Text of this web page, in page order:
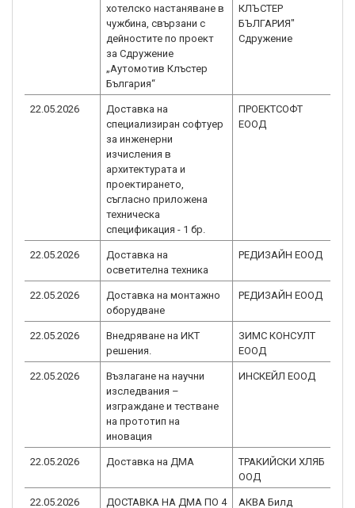
хотелско настаняване в
чужбина, свързани с
дейностите по проект
за Сдружение
„Аутомотив Клъстер
България“
КЛЪСТЕР
БЪЛГАРИЯ"
Сдружение
22.05.2026
Доставка на
специализиран софтуер
за инженерни
изчисления в
архитектурата и
проектирането,
съгласно приложена
техническа
спецификация - 1 бр.
ПРОЕКТСОФТ
ЕООД
22.05.2026
Доставка на
осветителна техника
РЕДИЗАЙН ЕООД
22.05.2026
Доставка на монтажно
оборудване
РЕДИЗАЙН ЕООД
22.05.2026
Внедряване на ИКТ
решения.
ЗИМС КОНСУЛТ
ЕООД
22.05.2026
Възлагане на научни
изследвания –
изграждане и тестване
на прототип на
иновация
ИНСКЕЙЛ ЕООД
22.05.2026 Доставка на ДМА
ТРАКИЙСКИ ХЛЯБ
ООД
22.05.2026
ДОСТАВКА НА ДМА ПО 4
АКВА Билд